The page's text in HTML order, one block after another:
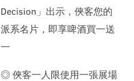
Decision」出示，俠客您的
派系名片，即享啤酒買一送
一
◎ 俠客一人限使用一張展場